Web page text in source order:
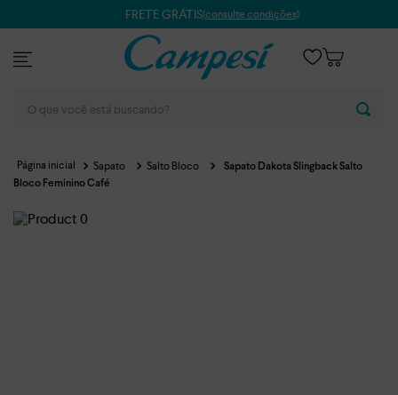
10x sem juros no cartão de crédito
Sapato Salto Bloco
Sapato Dakota Slingback Salto
Bloco Feminino Café